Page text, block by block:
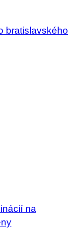
bratislavského
na